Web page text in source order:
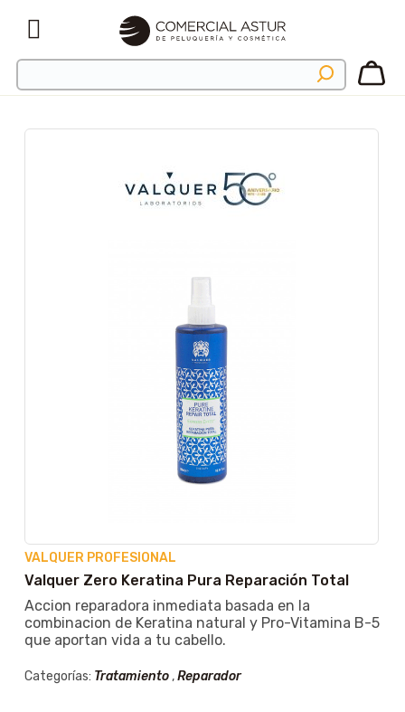
VALQUER PROFESIONAL
Valquer Zero Keratina Pura Reparación Total
Accion reparadora inmediata basada en la
combinacion de Keratina natural y Pro-Vitamina B-5
que aportan vida a tu cabello.
Categorías: Tratamiento,Reparador